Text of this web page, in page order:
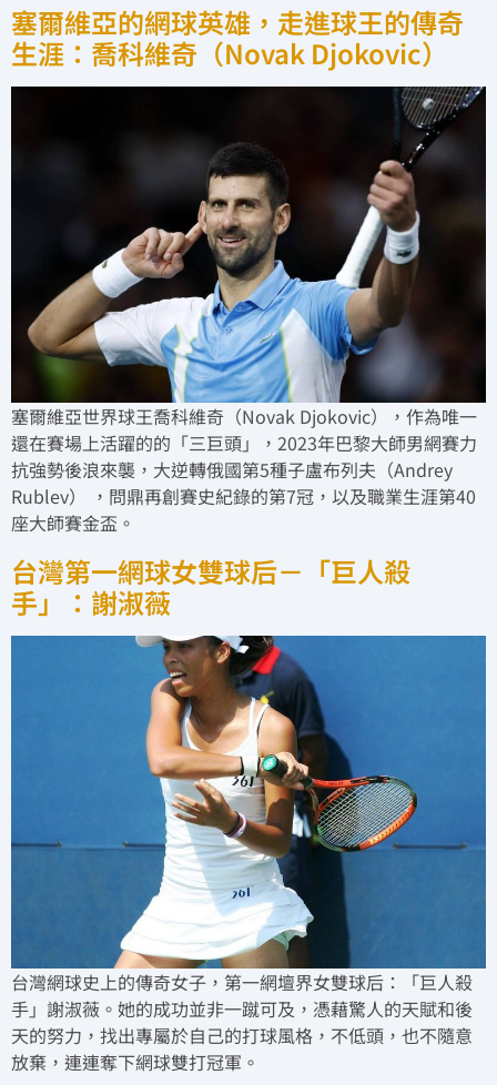
塞爾維亞的網球英雄，走進球王的傳奇
生涯：喬科維奇（Novak Djokovic）
塞爾維亞世界球王喬科維奇（Novak Djokovic），作為唯一
還在賽場上活躍的的「三巨頭」，2023年巴黎大師男網賽力
抗強勢後浪來襲，大逆轉俄國第5種子盧布列夫（Andrey
Rublev） ，問鼎再創賽史紀錄的第7冠，以及職業生涯第40
座大師賽金盃。
台灣第一網球女雙球后－「巨人殺
手」：謝淑薇
台灣網球史上的傳奇女子，第一網壇界女雙球后：「巨人殺
手」謝淑薇。她的成功並非一蹴可及，憑藉驚人的天賦和後
天的努力，找出專屬於自己的打球風格，不低頭，也不隨意
放棄，連連奪下網球雙打冠軍。